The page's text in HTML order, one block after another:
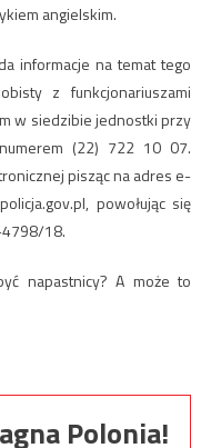
angielskim.
informacje na temat tego
z funkcjonariuszami
w siedzibie jednostki przy
(22) 722 10 07.
pisząc na adres e-
, powołując się
18.
napastnicy? A może to
Polonia!